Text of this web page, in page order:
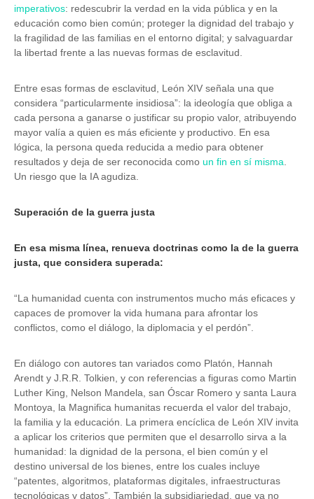
imperativos: redescubrir la verdad en la vida pública y en la
educación como bien común; proteger la dignidad del trabajo y
la fragilidad de las familias en el entorno digital; y salvaguardar
la libertad frente a las nuevas formas de esclavitud.
Entre esas formas de esclavitud, León XIV señala una que
considera “particularmente insidiosa”: la ideología que obliga a
cada persona a ganarse o justificar su propio valor, atribuyendo
mayor valía a quien es más eficiente y productivo. En esa
lógica, la persona queda reducida a medio para obtener
resultados y deja de ser reconocida como un fin en sí misma
Un riesgo que la IA agudiza.
Superación de la guerra justa
En esa misma línea, renueva doctrinas como la de la guerra
justa, que considera superada:
“La humanidad cuenta con instrumentos mucho más eficaces y
capaces de promover la vida humana para afrontar los
conflictos, como el diálogo, la diplomacia y el perdón”.
En diálogo con autores tan variados como Platón, Hannah
Arendt y J.R.R. Tolkien, y con referencias a figuras como Martin
Luther King, Nelson Mandela, san Óscar Romero y santa Laura
Montoya, la Magnifica humanitas recuerda el valor del trabajo,
la familia y la educación. La primera encíclica de León XIV invita
a aplicar los criterios que permiten que el desarrollo sirva a la
humanidad: la dignidad de la persona, el bien común y el
destino universal de los bienes, entre los cuales incluye
“patentes, algoritmos, plataformas digitales, infraestructuras
tecnológicas y datos”. También la subsidiariedad, que ya no